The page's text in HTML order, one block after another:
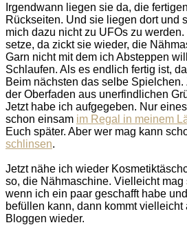
Irgendwann liegen sie da, die
Rückseiten. Und sie liegen dort und
mich dazu nicht zu UFOs zu
setze, da zickt sie wieder, die
Garn nicht mit dem ich Absteppen
Schlaufen. Als es endlich fertig ist,
Beim nächsten das selbe
der Oberfaden aus unerfindlichen
Jetzt habe ich aufgegeben. Nur
schon einsam im Regal in meinem
Euch später. Aber wer mag kann
schlinsen.
Jetzt nähe ich wieder
so, die Nähmaschine. Vielleicht
wenn ich ein paar geschafft habe
befüllen kann, dann kommt
Bloggen wieder.